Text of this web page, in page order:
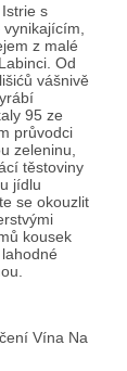
s
z malé
Od
vášnivě
95 ze
průvodci
zeleninu,
těstoviny
jídlu
se okouzlit
kousek
Vína Na